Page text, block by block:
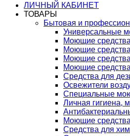
ЛИЧНЫЙ КАБИНЕТ
ТОВАРЫ
Бытовая и
Универсальные
Моющие
Моющие
Моющие
Моющие средства
Средства для
Освежители
Специальные
Личная гигиена,
Моющие
Средства для